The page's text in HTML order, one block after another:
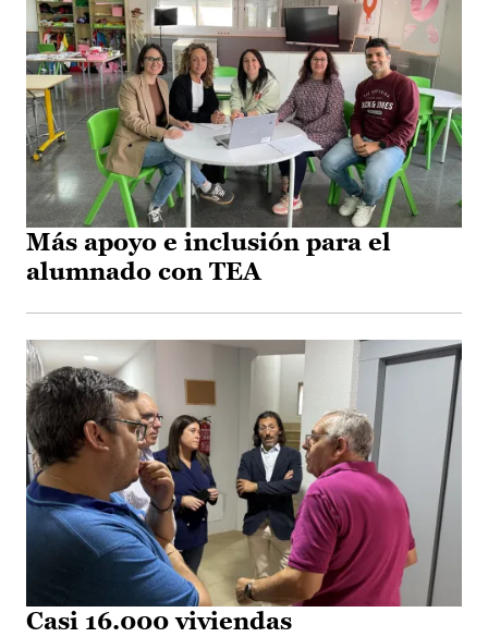
Más apoyo e inclusión para el
alumnado con TEA
Casi 16.000 viviendas